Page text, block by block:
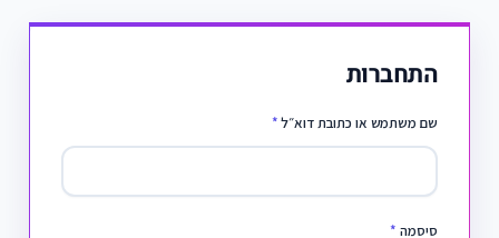
התחברות
שם משתמש או כתובת דוא״ל*
סיסמה *